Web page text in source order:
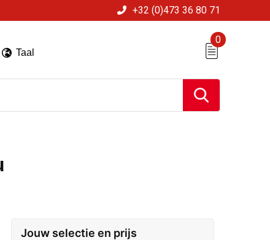
+32 (0)473 36 80 71
Taal
0
Jouw selectie en prijs